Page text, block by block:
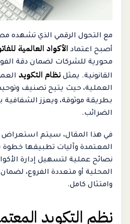
مع التحول الرقمي الذي تشهده
أصبح اعتماد الأكواد العالمية
محورية للشركات لضمان دقة
القانونية. يمثل نظام التكويد
العملية، حيث يتيح تصنيف
بطريقة موثوقة، ويعزز
الضرائب.
في هذا المقال، سيتم استعراض
المعتمدة وآليات تطبيقها
نصائح عملية لتسهيل إدارة
المحلية أو متعددة الفروع،
وامتثال كامل.
نظم التكويد